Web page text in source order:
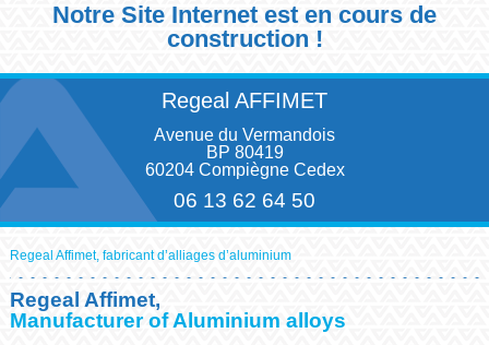
Notre Site Internet est en cours de
construction !
Regeal AFFIMET
Avenue du Vermandois
BP 80419
60204 Compiègne Cedex
06 13 62 64 50
Regeal Affimet, fabricant d’alliages d’aluminium
Regeal Affimet,
Manufacturer of Aluminium alloys